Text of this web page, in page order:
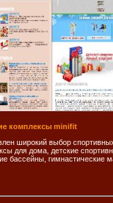
комплексы minifit
широкий выбор
для дома, детские
бассейны, гимнастические